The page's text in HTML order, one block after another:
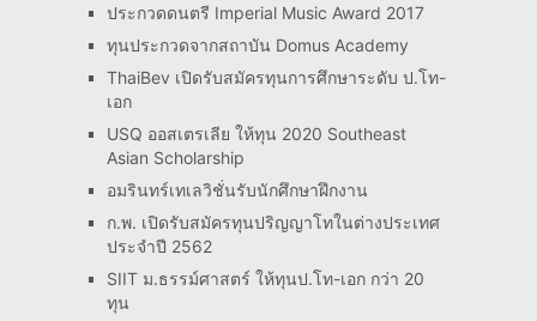
ประกวดดนตรี Imperial Music Award 2017
ทุนประกวดจากสถาบัน Domus Academy
ThaiBev เปิดรับสมัครทุนการศึกษาระดับ ป.โท-
เอก
USQ ออสเตรเลีย ให้ทุน 2020 Southeast
Asian Scholarship
อมรินทร์เทเลวิชั่นรับนักศึกษาฝึกงาน
ก.พ. เปิดรับสมัครทุนปริญญาโทในต่างประเทศ
ประจำปี 2562
SIIT ม.ธรรม์ศาสตร์ ให้ทุนป.โท-เอก กว่า 20
ทุน